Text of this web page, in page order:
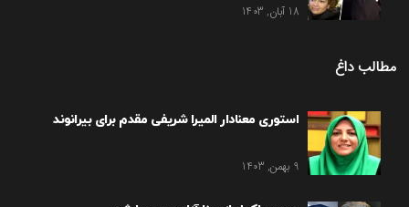
18 آبان, 1403
مطالب داغ
استوری معنادار المیرا شریفی مقدم برای بیرانوند
9 بهمن, 1403